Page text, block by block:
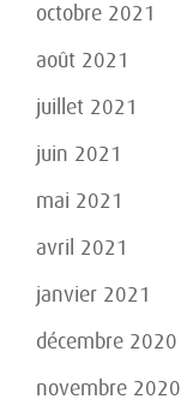
octobre 2021
août 2021
juillet 2021
juin 2021
mai 2021
avril 2021
janvier 2021
décembre 2020
novembre 2020